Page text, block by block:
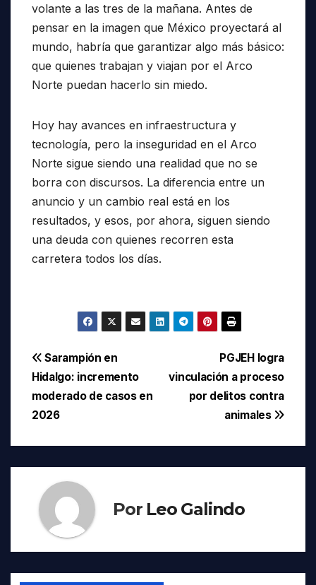
volante a las tres de la mañana. Antes de
pensar en la imagen que México proyectará al
mundo, habría que garantizar algo más básico:
que quienes trabajan y viajan por el Arco
Norte puedan hacerlo sin miedo.
Hoy hay avances en infraestructura y
tecnología, pero la inseguridad en el Arco
Norte sigue siendo una realidad que no se
borra con discursos. La diferencia entre un
anuncio y un cambio real está en los
resultados, y esos, por ahora, siguen siendo
una deuda con quienes recorren esta
carretera todos los días.
Navegación
de
entradas
PGJEH logra
vinculación a proceso
por delitos contra
animales
Sarampión en
Hidalgo: incremento
moderado de casos en
2026
Por Leo Galindo